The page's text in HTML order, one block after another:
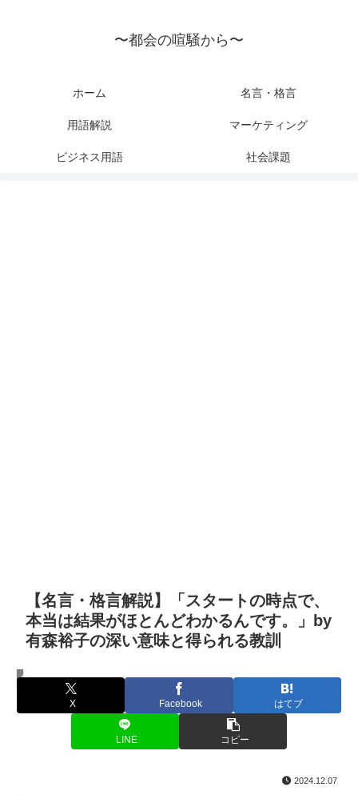
〜都会の喧騒から〜
ホーム 名言・格言
用語解説 マーケティング
ビジネス用語 社会課題
【名言・格言解説】「スタートの時点で、
本当は結果がほとんどわかるんです。」by
有森裕子の深い意味と得られる教訓
名言・格言
X Facebook はてブ
LINE コピー
2024.12.07